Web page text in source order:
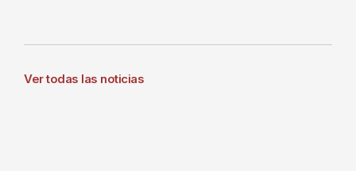
Ver todas las noticias